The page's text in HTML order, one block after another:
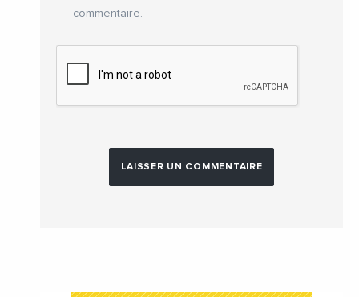
commentaire.